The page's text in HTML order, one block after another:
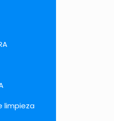
limpieza